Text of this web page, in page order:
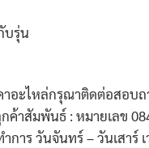
บรุ่น
าอะไหล่กรุณาติดต่อสอบ
ค้าสัมพันธ์ : หมายเลข
ำการ วันจันทร์ – วันเสาร์